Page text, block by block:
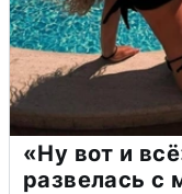
«Ну вот и
развелась